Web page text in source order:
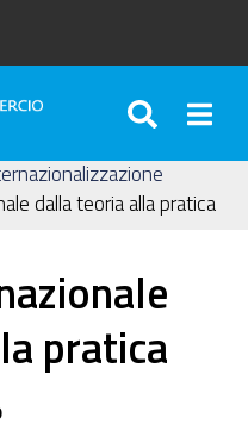
dalla teoria alla pratica
pratica